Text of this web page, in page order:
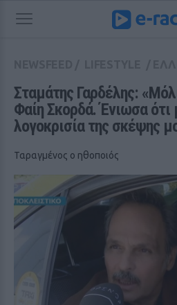
Σταμάτης Γαρδέλης:
Φαίη Σκορδά. Ένιωσα ότι
λογοκρισία της σκέψης
Ταραγμένος ο ηθοποιός